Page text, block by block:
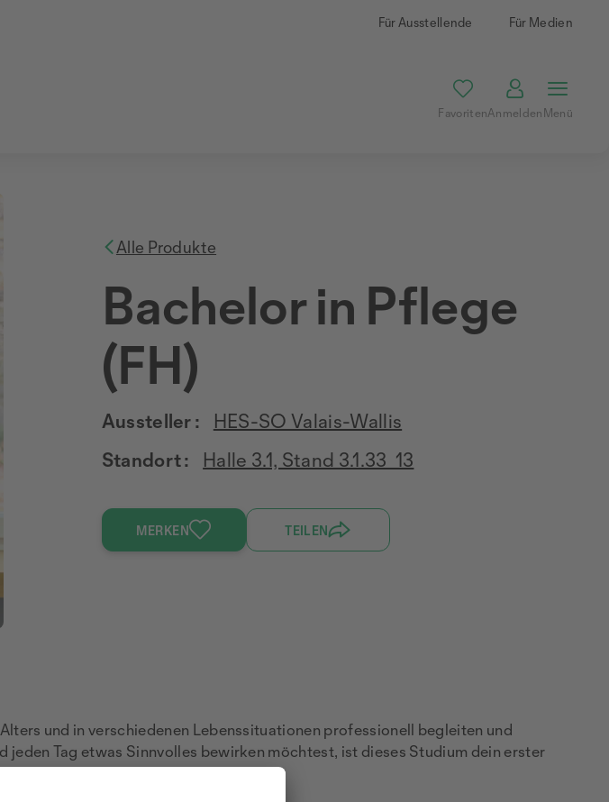
Für Ausstellende Für Medien
FavoritenAnmeldenMenü
Alle Produkte
Bachelor in Pflege
(FH)
Aussteller :
HES-SO Valais-Wallis
Standort :
Halle 3.1, Stand 3.1.33_13
MERKEN TEILEN
und in verschiedenen Lebenssituationen professionell begleiten und
Tag etwas Sinnvolles bewirken möchtest, ist dieses Studium dein erster